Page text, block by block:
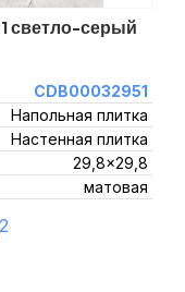
светло-серый
CDB00032951
Напольная плитка
Настенная плитка
29,8x29,8
матовая
2